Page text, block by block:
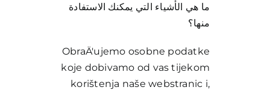
ما هي الأشياء التي يمكنك الاستفادة
منها؟
ObraÄ'ujemo osobne podatke
koje dobivamo od vas tijekom
korištenja naše webstranic i,